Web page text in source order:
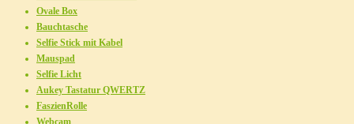
Ovale Box
Bauchtasche
Selfie Stick mit Kabel
Mauspad
Selfie Licht
Aukey Tastatur QWERTZ
FaszienRolle